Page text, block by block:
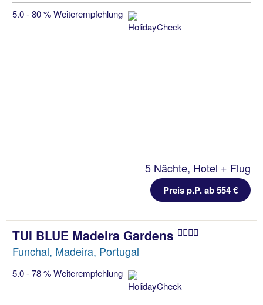
5.0 - 80 % Weiterempfehlung
5 Nächte, Hotel + Flug
Preis p.P. ab 554 €
TUI BLUE Madeira Gardens
Funchal, Madeira, Portugal
5.0 - 78 % Weiterempfehlung